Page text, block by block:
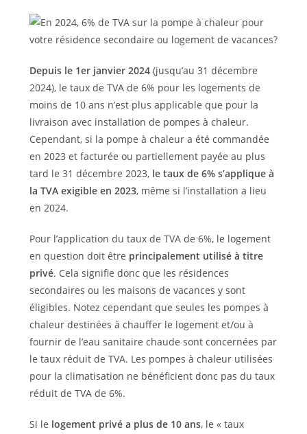
Depuis le 1er janvier 2024(jusqu’au 31 décembre
2024), le taux de TVA de 6% pour les logements de
moins de 10 ans n’est plus applicable que pour la
livraison avec installation de pompes à chaleur.
Cependant, si la pompe à chaleur a été commandée
en 2023 et facturée ou partiellement payée au plus
tard le 31 décembre 2023, le taux de 6% s’applique à
la TVA exigible en 2023, même si l’installation a lieu
en 2024.
Pour l’application du taux de TVA de 6%, le logement
en question doit être principalement utilisé à titre
privé. Cela signifie donc que les résidences
secondaires ou les maisons de vacances y sont
éligibles. Notez cependant que seules les pompes à
chaleur destinées à chauffer le logement et/ou à
fournir de l’eau sanitaire chaude sont concernées par
le taux réduit de TVA. Les pompes à chaleur utilisées
pour la climatisation ne bénéficient donc pas du taux
réduit de TVA de 6%.
Si le logement privé a plus de 10 ans, le « taux